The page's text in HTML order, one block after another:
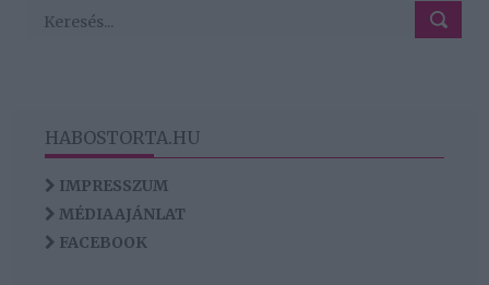
HABOSTORTA.HU
IMPRESSZUM
MÉDIAAJÁNLAT
FACEBOOK